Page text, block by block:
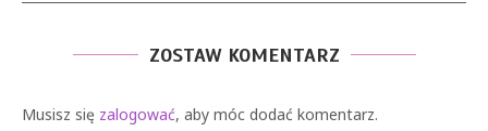
ZOSTAW KOMENTARZ
Musisz się zalogować, aby móc dodać komentarz.